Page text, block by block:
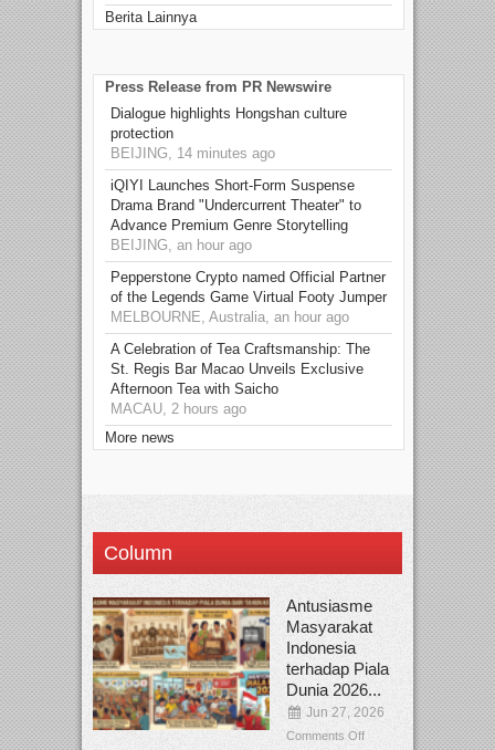
Berita Lainnya
Press Release from PR Newswire
Dialogue highlights Hongshan culture
protection
BEIJING, 14 minutes ago
iQIYI Launches Short-Form Suspense
Drama Brand "Undercurrent Theater" to
Advance Premium Genre Storytelling
BEIJING, an hour ago
Pepperstone Crypto named Official Partner
of the Legends Game Virtual Footy Jumper
MELBOURNE, Australia, an hour ago
A Celebration of Tea Craftsmanship: The
St. Regis Bar Macao Unveils Exclusive
Afternoon Tea with Saicho
MACAU, 2 hours ago
More news
Column
Antusiasme
Masyarakat
Indonesia
terhadap Piala
Dunia 2026...
Jun 27, 2026
Comments Off